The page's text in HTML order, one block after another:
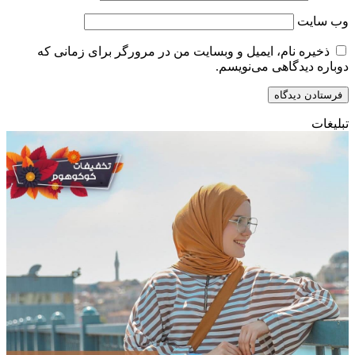
وب‌ سایت
ذخیره نام، ایمیل و وبسایت من در مرورگر برای زمانی که
دوباره دیدگاهی می‌نویسم.
تبلیغات